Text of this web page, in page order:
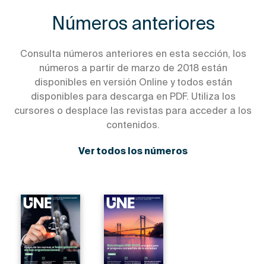
Números anteriores
Consulta números anteriores en esta sección, los
números a partir de marzo de 2018 están
disponibles en versión Online y todos están
disponibles para descarga en PDF. Utiliza los
cursores o desplace las revistas para acceder a los
contenidos.
Ver todos los números